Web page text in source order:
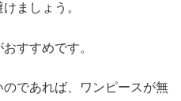
ましょう。
すすめです。
であれば、ワンピースが無